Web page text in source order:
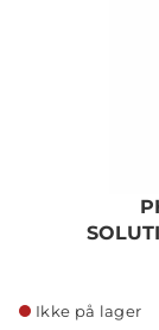
Ikke på lager